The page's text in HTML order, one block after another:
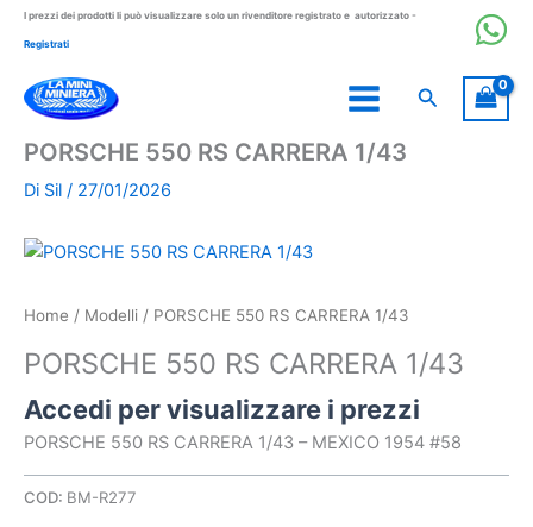
I prezzi dei prodotti li può visualizzare solo un rivenditore registrato e autorizzato -
Registrati
Cerca
PORSCHE 550 RS CARRERA 1/43
Di Sil / 27/01/2026
Home / Modelli / PORSCHE 550 RS CARRERA 1/43
PORSCHE 550 RS CARRERA 1/43
Accedi per visualizzare i prezzi
PORSCHE 550 RS CARRERA 1/43 – MEXICO 1954 #58
COD: BM-R277